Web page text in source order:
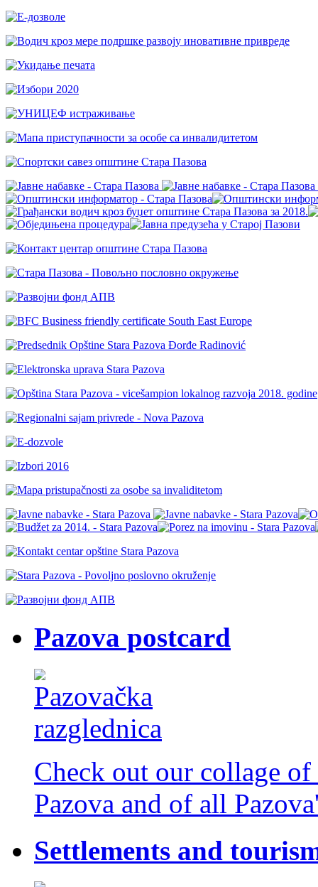
Pazova postcard
Check out our collage
Pazova and of all
Settlements and